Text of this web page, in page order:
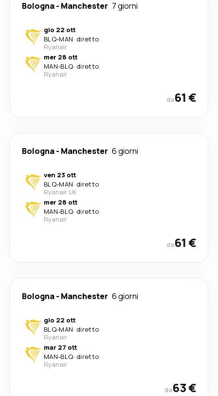
Bologna- Manchester 7 giorni
gio 22 ott
BLQ-MAN· diretto
Ryanair
mer 28 ott
MAN-BLQ· diretto
Ryanair
da61 €
Bologna- Manchester 6 giorni
ven 23 ott
BLQ-MAN· diretto
Ryanair UK
mer 28 ott
MAN-BLQ· diretto
Ryanair
da61 €
Bologna- Manchester 6 giorni
gio 22 ott
BLQ-MAN· diretto
Ryanair
mar 27 ott
MAN-BLQ· diretto
Ryanair
da63 €